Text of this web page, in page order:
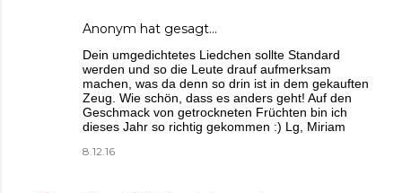
Anonym hat gesagt…
Dein umgedichtetes Liedchen sollte Standard
werden und so die Leute drauf aufmerksam
machen, was da denn so drin ist in dem gekauften
Zeug. Wie schön, dass es anders geht! Auf den
Geschmack von getrockneten Früchten bin ich
dieses Jahr so richtig gekommen :) Lg, Miriam
8.12.16